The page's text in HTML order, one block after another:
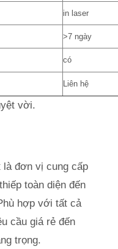
in laser
>7 ngày
có
Liên hệ
vời.
là đơn vị cung cấp
toàn diện đến
hợp với tất cả
cầu giá rẻ đến
trọng.